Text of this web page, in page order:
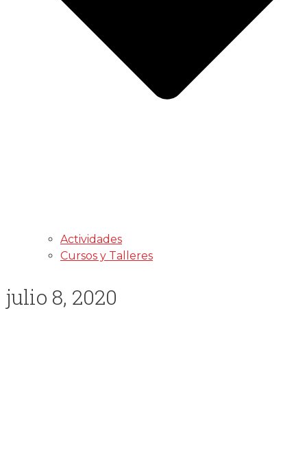
Actividades
Cursos y Talleres
julio 8, 2020